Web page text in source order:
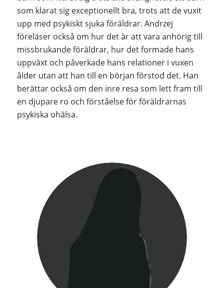
som klarat sig exceptionellt bra, trots att de vuxit
upp med psykiskt sjuka föräldrar. Andrzej
föreläser också om hur det är att vara anhörig till
missbrukande föräldrar, hur det formade hans
uppväxt och påverkade hans relationer i vuxen
ålder utan att han till en början förstod det. Han
berättar också om den inre resa som lett fram till
en djupare ro och förståelse för föräldrarnas
psykiska ohälsa.